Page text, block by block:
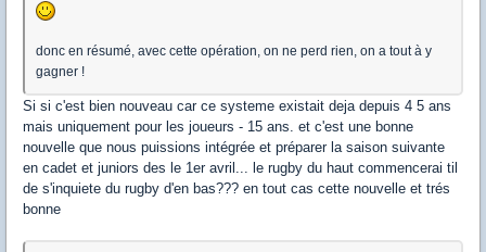
donc en résumé, avec cette opération, on ne perd rien, on a tout à y
gagner !
Si si c'est bien nouveau car ce systeme existait deja depuis 4 5 ans
mais uniquement pour les joueurs - 15 ans. et c'est une bonne
nouvelle que nous puissions intégrée et préparer la saison suivante
en cadet et juniors des le 1er avril... le rugby du haut commencerai til
de s'inquiete du rugby d'en bas??? en tout cas cette nouvelle et trés
bonne